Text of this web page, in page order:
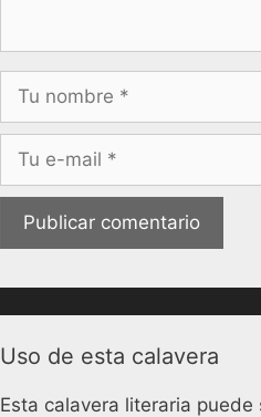
electrónico
Uso de esta calavera
Esta calavera literaria